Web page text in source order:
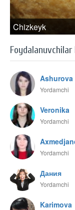
Chizkeyk
Ashurova
Yordamchi
Veronika
Yordamchi
Yordamchi
Дания
Yordamchi
Karimova